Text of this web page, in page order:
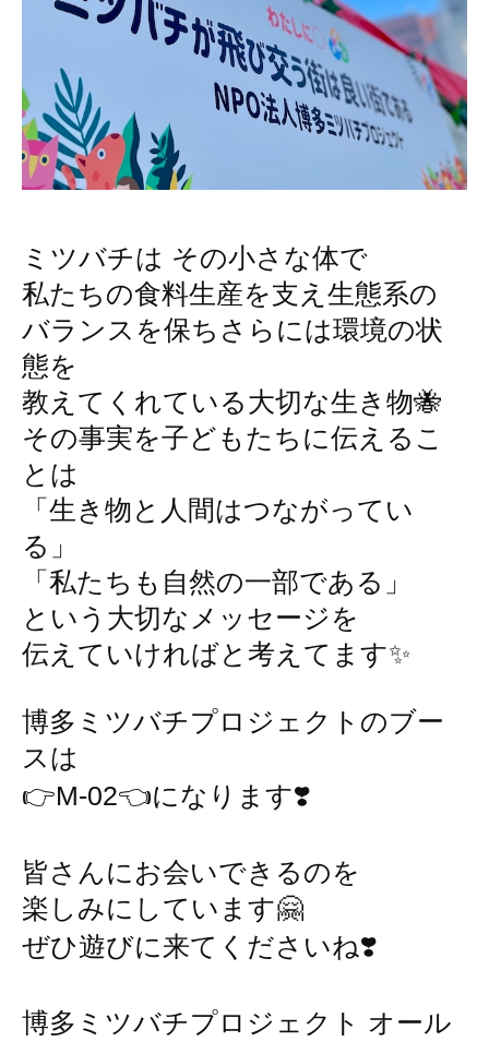
ミツバチは その小さな体で
私たちの食料生産を支え生態系の
バランスを保ちさらには環境の状
態を
教えてくれている大切な生き物🐝
その事実を子どもたちに伝えるこ
とは
「生き物と人間はつながってい
る」
「私たちも自然の一部である」
という大切なメッセージを
伝えていければと考えてます✨
博多ミツバチプロジェクトのブー
スは
👉M-02👈になります❣️
皆さんにお会いできるのを
楽しみにしています🤗
ぜひ遊びに来てくださいね❣️
博多ミツバチプロジェクト オール